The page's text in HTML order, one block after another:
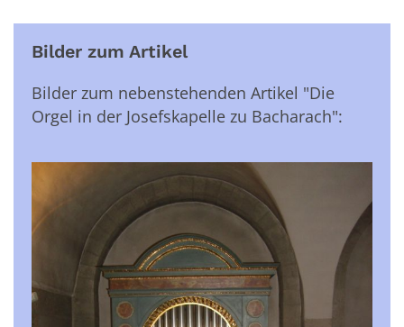
Bilder zum Artikel
Bilder zum nebenstehenden Artikel "Die
Orgel in der Josefskapelle zu Bacharach":